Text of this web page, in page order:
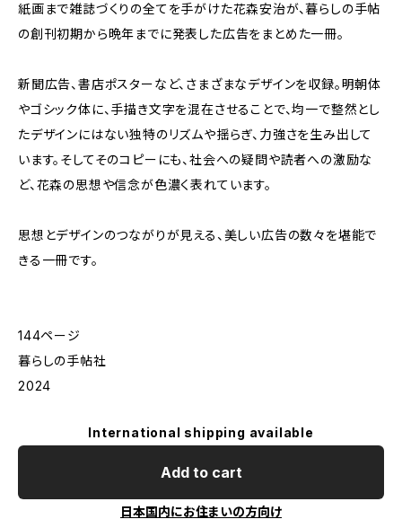
紙画まで雑誌づくりの全てを手がけた花森安治が、暮らしの手帖
の創刊初期から晩年までに発表した広告をまとめた一冊。
新聞広告、書店ポスターなど、さまざまなデザインを収録。明朝体
やゴシック体に、手描き文字を混在させることで、均一で整然とし
たデザインにはない独特のリズムや揺らぎ、力強さを生み出して
います。そしてそのコピーにも、社会への疑問や読者への激励な
ど、花森の思想や信念が色濃く表れています。
思想とデザインのつながりが見える、美しい広告の数々を堪能で
きる一冊です。
144ページ
暮らしの手帖社
2024
International shipping available
Add to cart
日本国内にお住まいの方向け